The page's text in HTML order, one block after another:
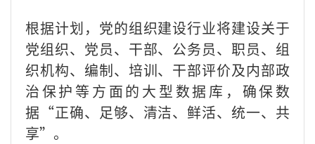
根据计划，党的组织建设行业将建设关于
党组织、党员、干部、公务员、职员、组
织机构、编制、培训、干部评价及内部政
治保护等方面的大型数据库，确保数
据“正确、足够、清洁、鲜活、统一、共
享”。